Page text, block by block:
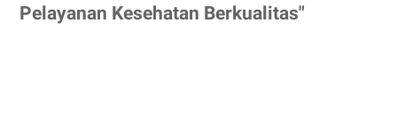
Pelayanan Kesehatan Berkualitas"